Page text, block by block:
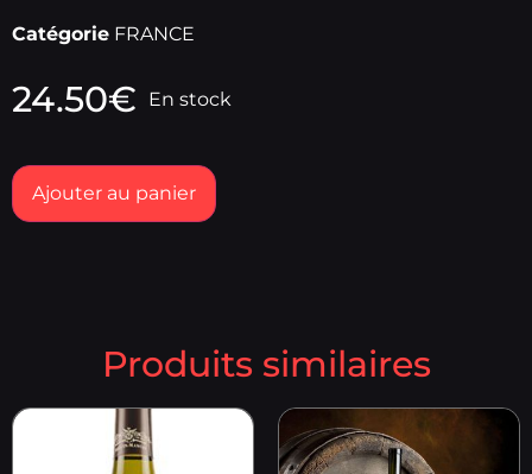
Catégorie FRANCE
24.50€ En stock
Ajouter au panier
Produits similaires